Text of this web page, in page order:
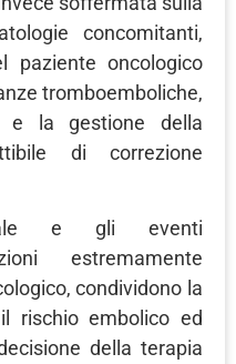
concomitanti,
paziente oncologico
tromboemboliche,
e la gestione della
di correzione
e gli eventi
estremamente
condividono la
rischio embolico ed
della terapia